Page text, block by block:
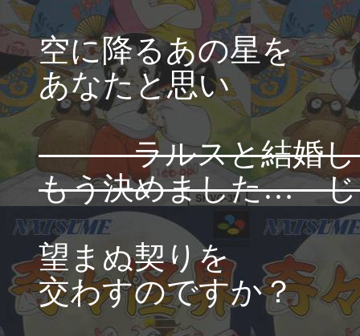
空に降るあの星を
あなたと思い
ラルスと結婚し
もう決めました… じ
望まぬ契りを
交わすのですか？